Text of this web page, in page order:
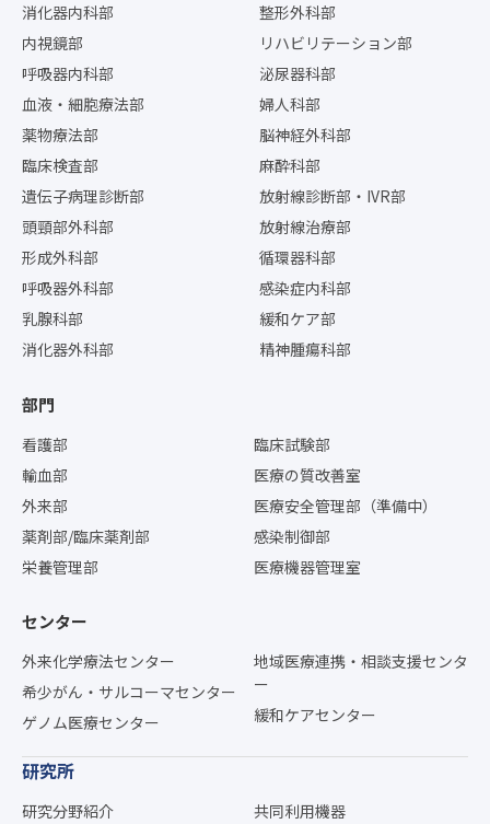
消化器内科部
内視鏡部
呼吸器内科部
血液・細胞療法部
薬物療法部
臨床検査部
遺伝子病理診断部
頭頸部外科部
形成外科部
呼吸器外科部
乳腺科部
消化器外科部
整形外科部
リハビリテーション部
泌尿器科部
婦人科部
脳神経外科部
麻酔科部
放射線診断部・IVR部
放射線治療部
循環器科部
感染症内科部
緩和ケア部
精神腫瘍科部
部門
看護部
輸血部
外来部
薬剤部/臨床薬剤部
栄養管理部
臨床試験部
医療の質改善室
医療安全管理部（準備中）
感染制御部
医療機器管理室
センター
外来化学療法センター
希少がん・サルコーマセンター
ゲノム医療センター
地域医療連携・相談支援センタ
ー
緩和ケアセンター
研究所
研究分野紹介
共同利用機器